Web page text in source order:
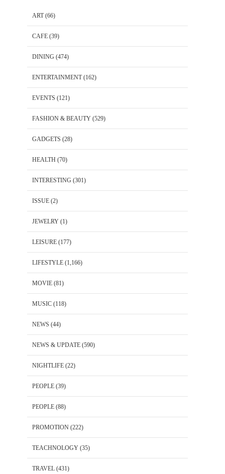
ART(66)
CAFE (39)
DINING (474)
ENTERTAINMENT(162)
EVENTS (121)
FASHION & BEAUTY (529)
GADGETS (28)
HEALTH (70)
INTERESTING (301)
ISSUE (2)
JEWELRY (1)
LEISURE (177)
LIFESTYLE (1,166)
MOVIE (81)
MUSIC (118)
NEWS (44)
NEWS & UPDATE (590)
NIGHTLIFE (22)
PEOPLE (39)
PEOPLE (88)
PROMOTION (222)
TEACHNOLOGY (35)
TRAVEL (431)